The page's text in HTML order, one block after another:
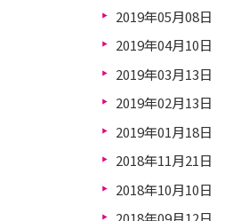
2019年05月08日
2019年04月10日
2019年03月13日
2019年02月13日
2019年01月18日
2018年11月21日
2018年10月10日